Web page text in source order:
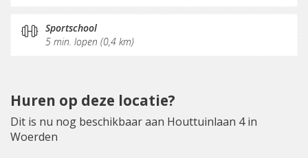
Sportschool
5 min. lopen (0,4 km)
Huren op deze locatie?
Dit is nu nog beschikbaar aan Houttuinlaan 4 in
Woerden